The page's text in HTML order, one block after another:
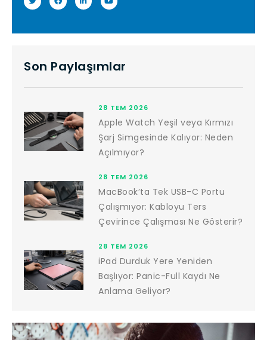
Son Paylaşımlar
28 TEM 2026
Apple Watch Yeşil veya Kırmızı
Şarj Simgesinde Kalıyor: Neden
Açılmıyor?
28 TEM 2026
MacBook’ta Tek USB-C Portu
Çalışmıyor: Kabloyu Ters
Çevirince Çalışması Ne Gösterir?
28 TEM 2026
iPad Durduk Yere Yeniden
Başlıyor: Panic-Full Kaydı Ne
Anlama Geliyor?